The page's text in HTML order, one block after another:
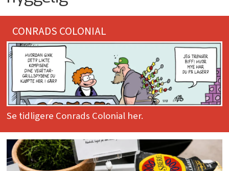
CONRADS COLONIAL
Se tidligere Conrads Colonial her.